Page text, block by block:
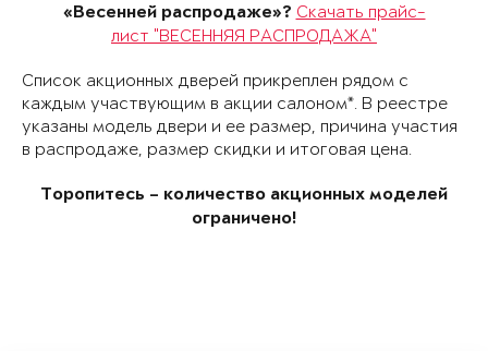
«Весенней распродаже»? Скачать прайс-
лист "ВЕСЕННЯЯ РАСПРОДАЖА"
Список акционных дверей прикреплен рядом с
каждым участвующим в акции салоном*. В реестре
указаны модель двери и ее размер, причина участия
в распродаже, размер скидки и итоговая цена.
Торопитесь – количество акционных моделей
ограничено!